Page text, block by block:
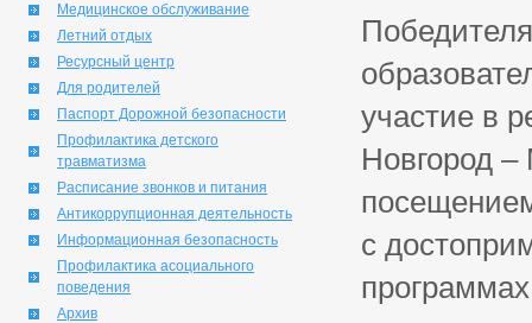
Медицинское обслуживание
Летний отдых
Ресурсный центр
Для родителей
Паспорт Дорожной безопасности
Профилактика детского
травматизма
Расписание звонков и питания
Антикоррупционная деятельность
Информационная безопасность
Профилактика асоциального
поведения
Архив
участие в
Новгород
с